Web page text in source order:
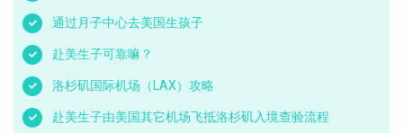
通过月子中心去美国生孩子
赴美生子可靠嘛？
洛杉矶国际机场（LAX）攻略
赴美生子由美国其它机场飞抵洛杉矶入境查验流程